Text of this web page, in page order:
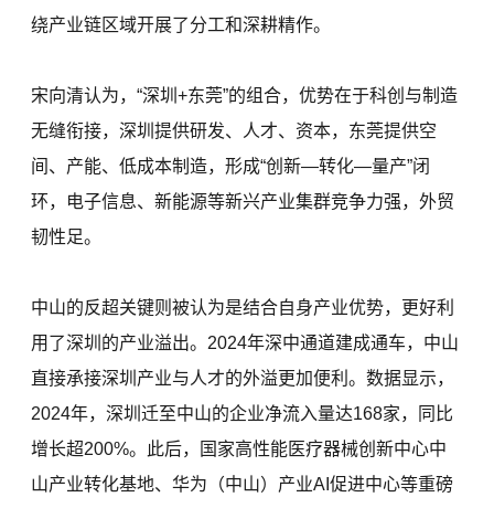
绕产业链区域开展了分工和深耕精作。
宋向清认为，“深圳+东莞”的组合，优势在于科创与制造
无缝衔接，深圳提供研发、人才、资本，东莞提供空
间、产能、低成本制造，形成“创新—转化—量产”闭
环，电子信息、新能源等新兴产业集群竞争力强，外贸
韧性足。
中山的反超关键则被认为是结合自身产业优势，更好利
用了深圳的产业溢出。2024年深中通道建成通车，中山
直接承接深圳产业与人才的外溢更加便利。数据显示，
2024年，深圳迁至中山的企业净流入量达168家，同比
增长超200%。此后，国家高性能医疗器械创新中心中
山产业转化基地、华为（中山）产业AI促进中心等重磅